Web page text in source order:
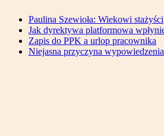
Paulina Szewioła: Wiekowi stażyści
Jak dyrektywa platformowa
Zapis do PPK a urlop pracownika
Niejasna przyczyna